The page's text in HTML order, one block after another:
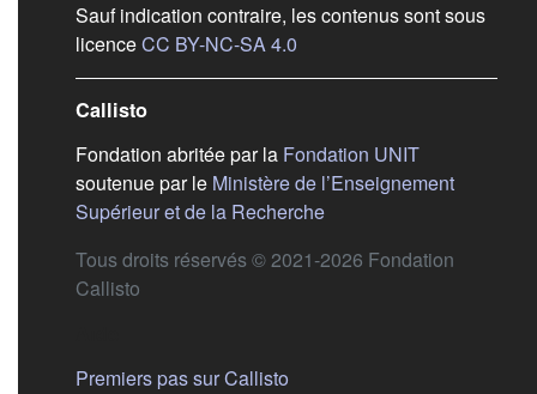
Sauf indication contraire, les contenus sont sous
licenceCC BY-NC-SA 4.0
Callisto
Fondation abritée par la Fondation UNIT(s'ouvre
soutenue par le Ministère de l’Enseignement
Supérieur et de la Recherche(s'ouvre dans un nouvel
Tous droits réservés © 2021-2026 Fondation
Callisto
Premiers pas sur Callisto